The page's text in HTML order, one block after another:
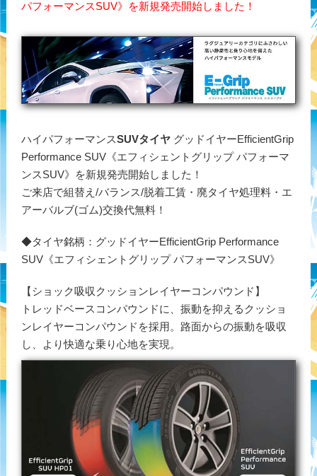
パフォーマンスSUV》を新規発売開始しました！
ハイパフォーマンスSUVタイヤグッドイヤーEfficientGrip
Performance SUV《エフィシェントグリップ パフォーマ
ンスSUV》を新規発売開始しました！
ご来店で組替え/バランス/脱着工賃・廃タイヤ処理料・エ
アーバルブ(ゴム)交換代無料！
◆タイヤ銘柄：グッドイヤーEfficientGrip Performance
SUV《エフィシェントグリップ パフォーマンスSUV》
【ショック吸収クッションレイヤーコンパウンド】
トレッドベースコンパウンドに、振動を抑えるクッショ
ンレイヤーコンパウンドを採用。路面からの振動を吸収
し、より快適な乗り心地を実現。